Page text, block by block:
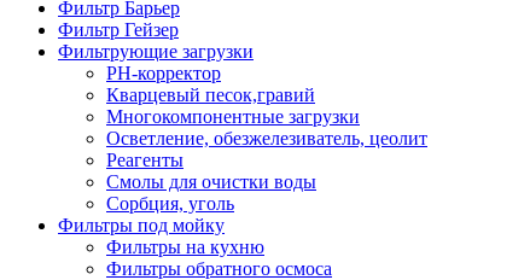
Фильтр Барьер
Фильтр Гейзер
Фильтрующие загрузки
PH-корректор
Кварцевый песок,гравий
Многокомпонентные загрузки
Осветление, обезжелезиватель, цеолит
Реагенты
Смолы для очистки воды
Сорбция, уголь
Фильтры под мойку
Фильтры на кухню
Фильтры обратного осмоса